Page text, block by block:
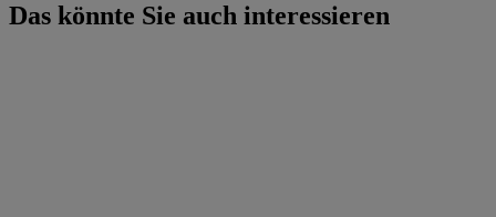
Das könnte Sie auch interessieren